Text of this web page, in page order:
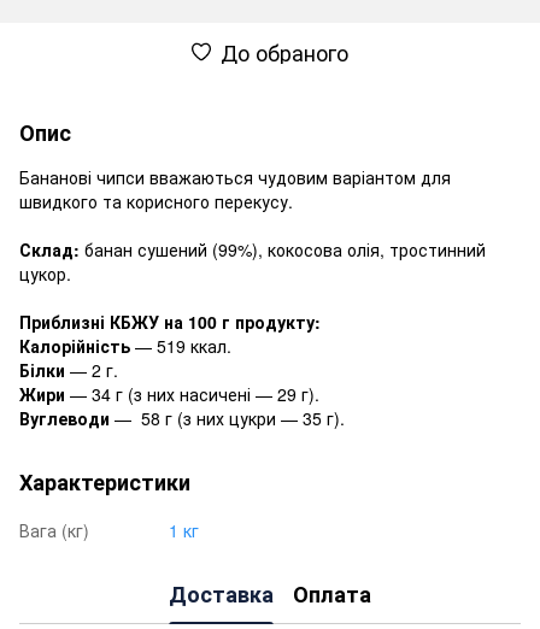
До обраного
Опис
Бананові чипси вважаються чудовим варіантом для
швидкого та корисного перекусу.
Склад: банан сушений (99%), кокосова олія, тростинний
цукор.
Приблизні КБЖУ на 100 г продукту:
Калорійність — 519 ккал.
Білки — 2 г.
Жири — 34 г (з них насичені — 29 г).
Вуглеводи — 58 г (з них цукри — 35 г).
Характеристики
Вага (кг) 1 кг
Доставка Оплата